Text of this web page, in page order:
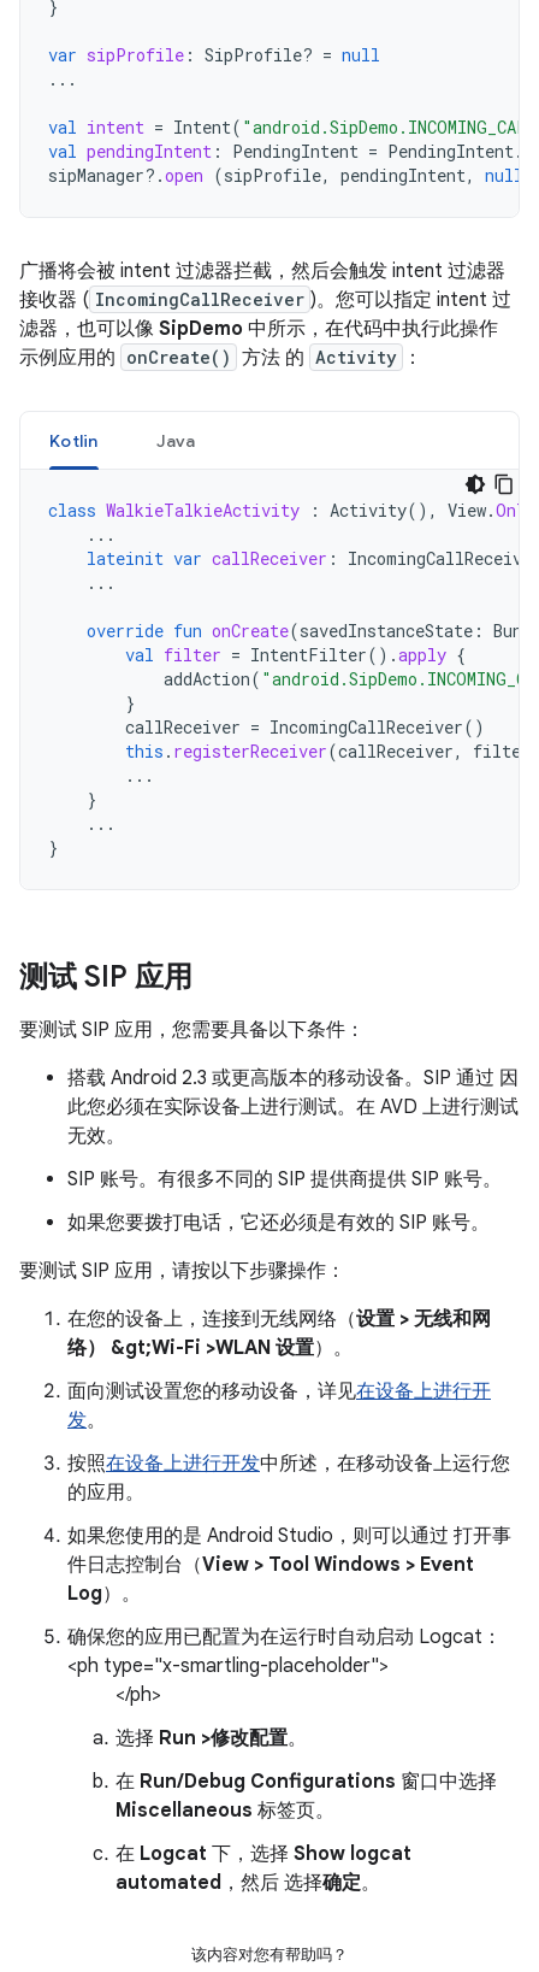
}
var sipProfile : SipProfile? = null
...
val intent = Intent(
val pendingIntent : PendingIntent = PendingIntent.
sipManager?.open (sipProfile, pendingIntent, null
广播将会被 intent 过滤器拦截，然后会触发 intent 过滤器
接收器 ( IncomingCallReceiver )。您可以指定 intent 过
滤器，也可以像 SipDemo 中所示，在代码中执行此操作
示例应用的 onCreate() 方法 的 Activity ：
Kotlin Java
class WalkieTalkieActivity : Activity(), View.
...
lateinit var callReceiver :
...
override fun onCreate(savedInstanceState :
val filter = IntentFilter().apply {
addAction(
}
callReceiver = IncomingCallReceiver()
this . registerReceiver(callReceiver, filter
...
}
...
}
测试 SIP 应用
要测试 SIP 应用，您需要具备以下条件：
搭载 Android 2.3 或更高版本的移动设备。SIP 通过 因
此您必须在实际设备上进行测试。在 AVD 上进行测试
无效。
SIP 账号。有很多不同的 SIP 提供商提供 SIP 账号。
如果您要拨打电话，它还必须是有效的 SIP 账号。
要测试 SIP 应用，请按以下步骤操作：
在您的设备上，连接到无线网络（设置 > 无线和网
络） &gt;Wi-Fi >WLAN 设置）。
面向测试设置您的移动设备，详见在设备上进行开
发。
按照在设备上进行开发中所述，在移动设备上运行您
的应用。
如果您使用的是 Android Studio，则可以通过 打开事
件日志控制台（View > Tool Windows > Event
Log）。
确保您的应用已配置为在运行时自动启动 Logcat：
<ph type="x-smartling-placeholder">
</ph>
选择 Run >修改配置。
在 Run/Debug Configurations 窗口中选择
Miscellaneous 标签页。
在 Logcat 下，选择 Show logcat
automated ，然后 选择确定。
该内容对您有帮助吗？